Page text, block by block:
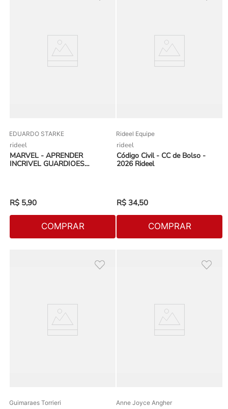
EDUARDO STARKE
rideel
MARVEL - APRENDER
INCRIVEL GUARDIOES
R$ 5,90
COMPRAR
Rideel Equipe
rideel
Código Civil - CC de Bolso -
2026 Rideel
R$ 34,50
COMPRAR
Guimaraes Torrieri Anne Joyce Angher